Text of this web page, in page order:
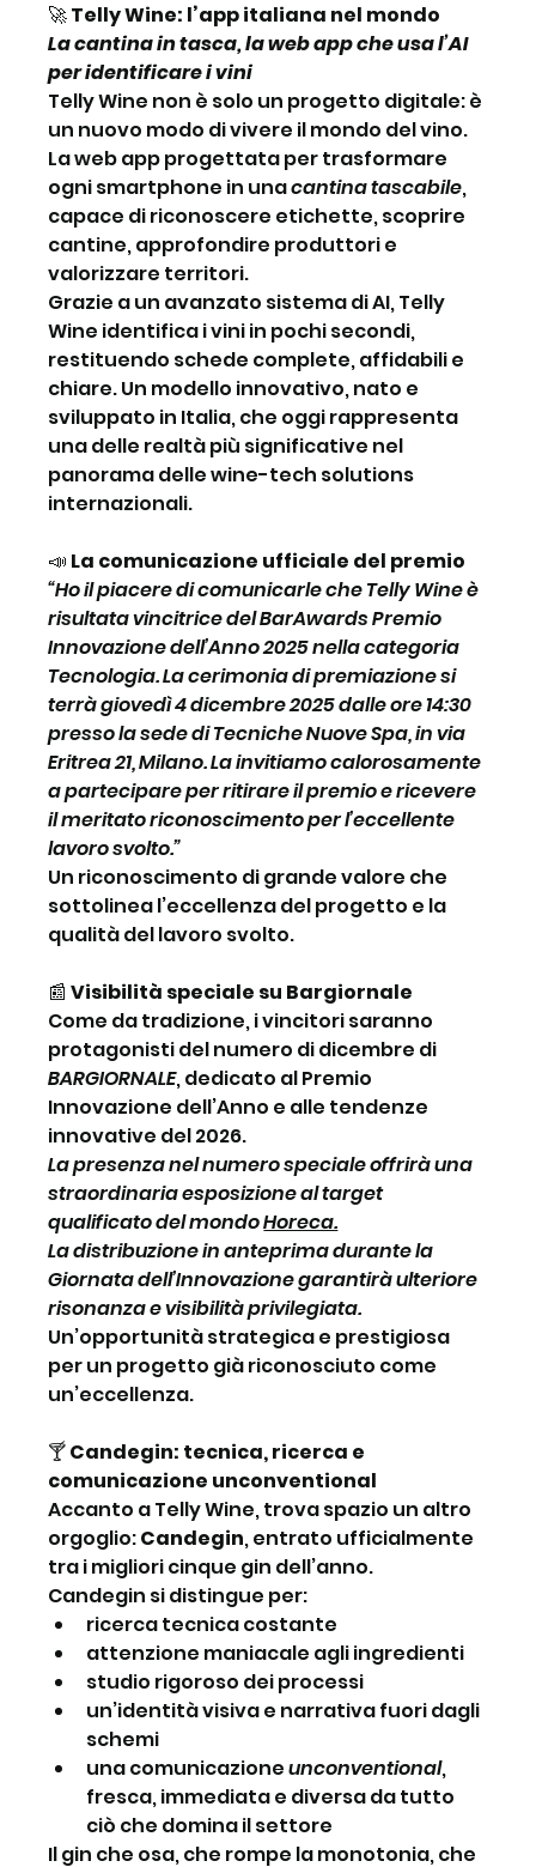
🚀 Telly Wine: l’app italiana nel mondo
La cantina in tasca, la web app che usa l’AI
per identificare i vini
Telly Wine non è solo un progetto digitale: è
un nuovo modo di vivere il mondo del vino.
La web app progettata per trasformare
ogni smartphone in una cantina tascabile,
capace di riconoscere etichette, scoprire
cantine, approfondire produttori e
valorizzare territori.
Grazie a un avanzato sistema di AI, Telly
Wine identifica i vini in pochi secondi,
restituendo schede complete, affidabili e
chiare. Un modello innovativo, nato e
sviluppato in Italia, che oggi rappresenta
una delle realtà più significative nel
panorama delle wine-tech solutions
internazionali.
📣 La comunicazione ufficiale del premio
“Ho il piacere di comunicarle che Telly Wine è
risultata vincitrice del BarAwards Premio
Innovazione dell’Anno 2025 nella categoria
Tecnologia. La cerimonia di premiazione si
terrà giovedì 4 dicembre 2025 dalle ore 14:30
presso la sede di Tecniche Nuove Spa, in via
Eritrea 21, Milano. La invitiamo calorosamente
a partecipare per ritirare il premio e ricevere
il meritato riconoscimento per l’eccellente
lavoro svolto.”
Un riconoscimento di grande valore che
sottolinea l’eccellenza del progetto e la
qualità del lavoro svolto.
📰 Visibilità speciale su Bargiornale
Come da tradizione, i vincitori saranno
protagonisti del numero di dicembre di
BARGIORNALE, dedicato al Premio
Innovazione dell’Anno e alle tendenze
innovative del 2026.
La presenza nel numero speciale offrirà una
straordinaria esposizione al target
qualificato del mondo Horeca.
La distribuzione in anteprima durante la
Giornata dell’Innovazione garantirà ulteriore
risonanza e visibilità privilegiata.
Un’opportunità strategica e prestigiosa
per un progetto già riconosciuto come
un’eccellenza.
🍸 Candegin: tecnica, ricerca e
comunicazione unconventional
Accanto a Telly Wine, trova spazio un altro
orgoglio: Candegin, entrato ufficialmente
tra i migliori cinque gin dell’anno.
Candegin si distingue per:
ricerca tecnica costante
attenzione maniacale agli ingredienti
studio rigoroso dei processi
un’identità visiva e narrativa fuori dagli
schemi
una comunicazione unconventional,
fresca, immediata e diversa da tutto
ciò che domina il settore
Il gin che osa, che rompe la monotonia, che